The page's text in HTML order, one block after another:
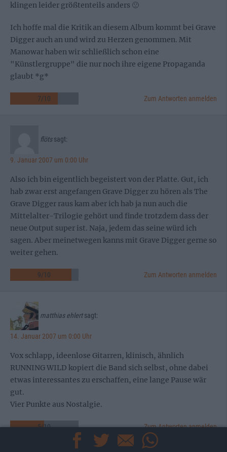
klingen leider größtenteils anders 🙁
Ich hoffe mal die Kritik an diesem Album kommt bei Grave
Digger auch an und wird zu Herzen genommen. Mit
Manowar haben wir schließlich schon eine
"Künstlergruppe" die nur noch ihre eigene Propaganda
glaubt *g*
7/10 Zum Antworten anmelden
flöts sagt:
9. Januar 2007 um 0:00 Uhr
Also ich bin eigentlich begeistert von der Platte. Gut, ich
hab zwar erst angefangen Grave Digger zu hören als The
Grave Digger raus kam aber ich hab ja nun auch die
Mittelalter-Trilogie gehört und finde trotzdem dass der
neue Output super ist. Naja, jedem das seine würd ich
sagen. Aber meinetwegen kanns mit Grave Digger gerne so
weiter gehen.
9/10 Zum Antworten anmelden
matthias ehlert sagt:
14. Januar 2007 um 0:00 Uhr
Vox schlapp, ideenlose Gitarren, klinisch, ähnlich
RUNNING WILD kopiert die Band sich selbst, ohne dabei
etwas interessantes zu erschaffen, eine lange Pause wär
gut.
Vier Punkte aus Nostalgie.
5/10 Zum Antworten anmelden